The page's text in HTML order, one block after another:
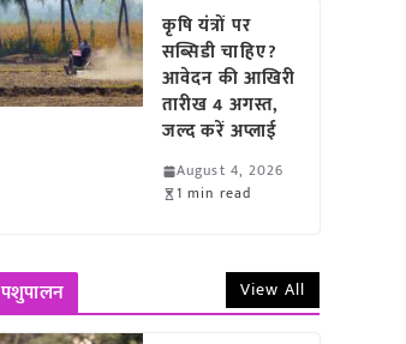
कृषि यंत्रों पर
सब्सिडी चाहिए?
आवेदन की आखिरी
तारीख 4 अगस्त,
जल्द करें अप्लाई
August 4, 2026
1 min read
पशुपालन View All